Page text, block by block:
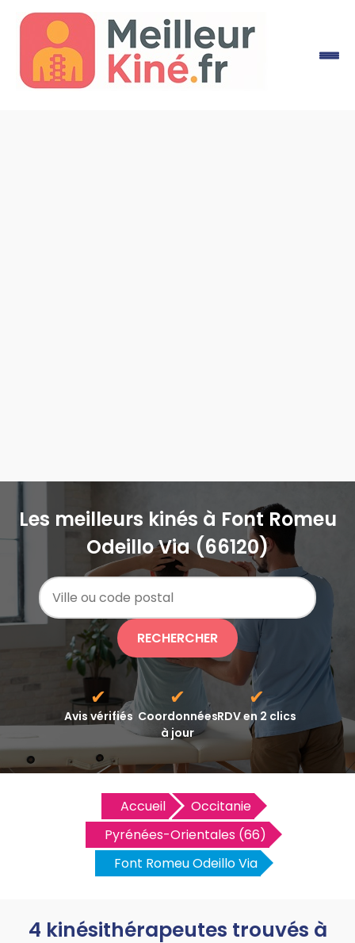
Les meilleurs kinés à Font Romeu
Odeillo Via (66120)
RECHERCHER
✔
Avis vérifiés
✔
Coordonnées
à jour
✔
RDV en 2 clics
Accueil
Occitanie
Pyrénées-Orientales (66)
Font Romeu Odeillo Via
4 kinésithérapeutes trouvés à